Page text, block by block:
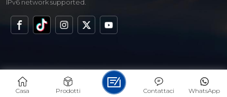
IPv6 network supported.
Casa Prodotti WhatsApp
Contattaci